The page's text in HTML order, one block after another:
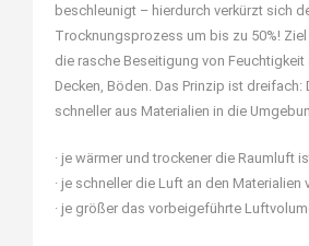
beschleunigt – hierdurch verkürzt sich
Trocknungsprozess um bis zu 50%!
die rasche Beseitigung von Feuchtigkeit
Decken, Böden. Das Prinzip ist dreifach:
schneller aus Materialien in die
· je wärmer und trockener die Raumluft
· je schneller die Luft an den
· je größer das vorbeigeführte